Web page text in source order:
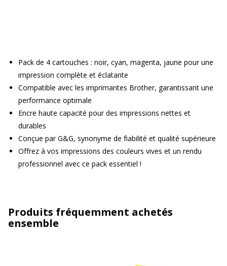
Pack de 4 cartouches : noir, cyan, magenta, jaune pour une
impression complète et éclatante
Compatible avec les imprimantes Brother, garantissant une
performance optimale
Encre haute capacité pour des impressions nettes et
durables
Conçue par G&G, synonyme de fiabilité et qualité supérieure
Offrez à vos impressions des couleurs vives et un rendu
professionnel avec ce pack essentiel !
Produits fréquemment achetés
ensemble